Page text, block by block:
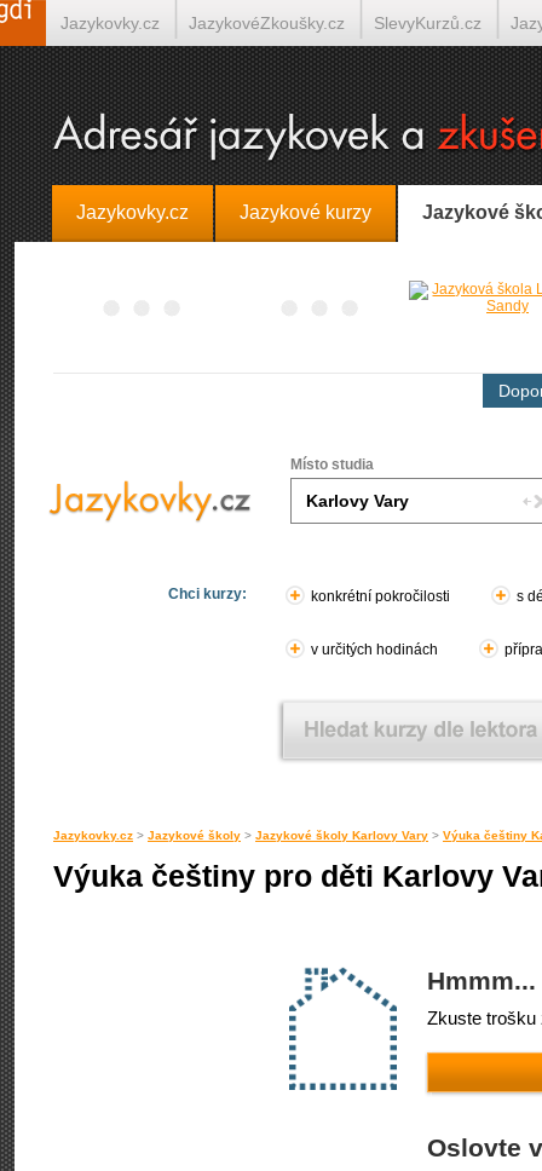
Jazykovky.cz Jazykové kurzy Jazykové
Místo studia
Chci kurzy: konkrétní pokročilosti s
v určitých hodinách
Jazykovky.cz > Jazykové školy > Jazykové školy Karlovy Vary > Výuka češtiny
Výuka češtiny pro děti Karlovy
Zkuste trošku
Oslovte
Jazykovky.cz JazykovéZkoušky.cz SlevyKurzů.cz
Španělština on-line Italština on-line Tlumočení-